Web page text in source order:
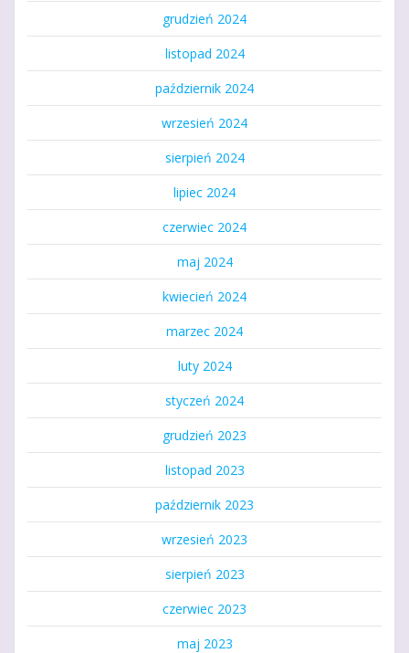
grudzień 2024
listopad 2024
październik 2024
wrzesień 2024
sierpień 2024
lipiec 2024
czerwiec 2024
maj 2024
kwiecień 2024
marzec 2024
luty 2024
styczeń 2024
grudzień 2023
listopad 2023
październik 2023
wrzesień 2023
sierpień 2023
czerwiec 2023
maj 2023